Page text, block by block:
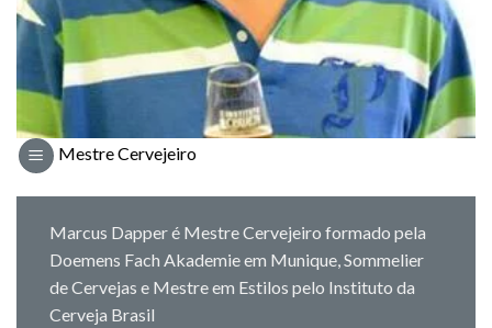
Mestre Cervejeiro
Marcus Dapper é Mestre Cervejeiro formado pela
Doemens Fach Akademie em Munique, Sommelier
de Cervejas e Mestre em Estilos pelo Instituto da
Cerveja Brasil